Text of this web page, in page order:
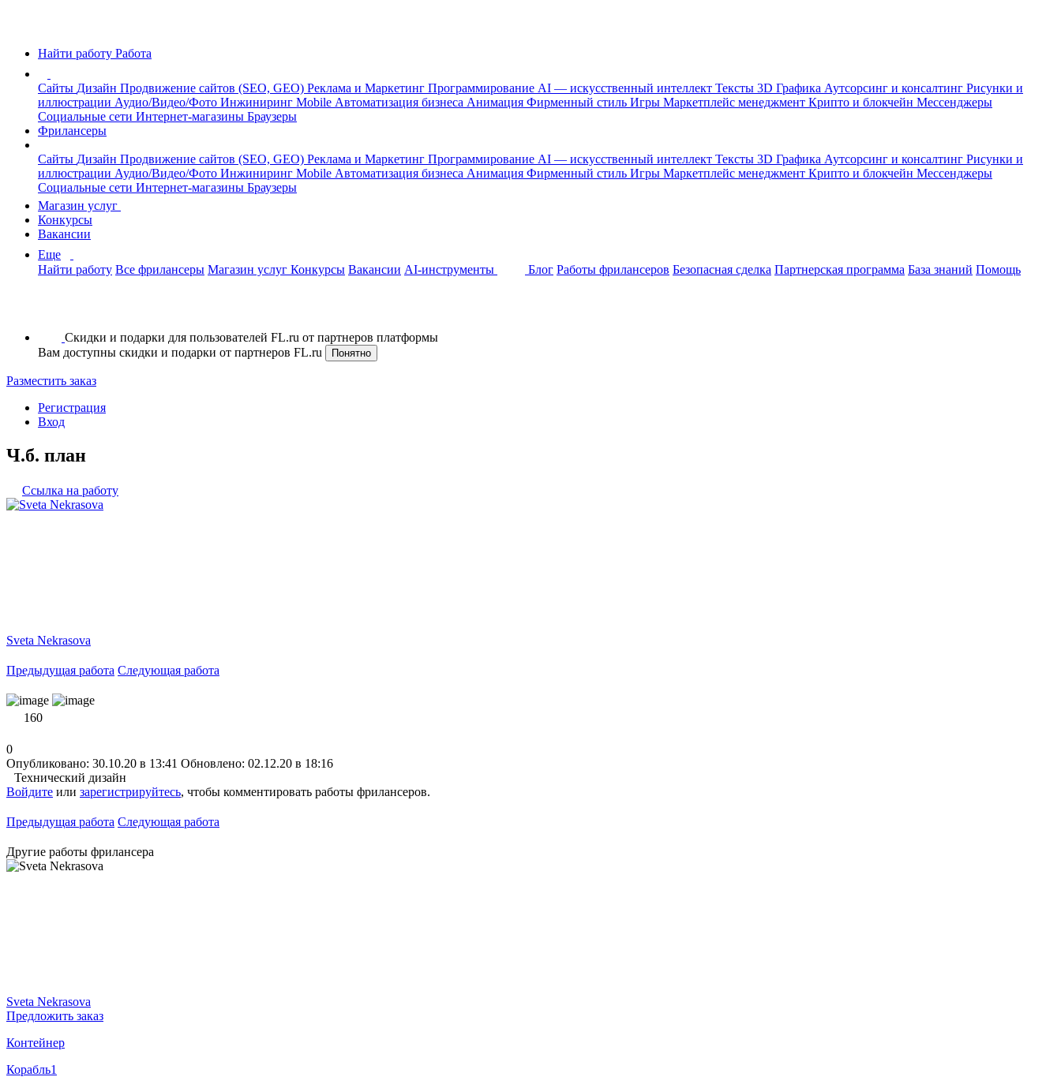
Найти работу Работа
Сайты Дизайн Продвижение сайтов (SEO, GEO) Реклама и Маркетинг Программирование AI — искусственный интеллект Тексты 3D Графика Аутсорсинг и консалтинг Рисунки и
иллюстрации Аудио/Видео/Фото Инжиниринг Mobile Автоматизация бизнеса Анимация Фирменный стиль Игры Маркетплейс менеджмент Крипто и блокчейн Мессенджеры
Социальные сети Интернет-магазины Браузеры
Фрилансеры
Сайты Дизайн Продвижение сайтов (SEO, GEO) Реклама и Маркетинг Программирование AI — искусственный интеллект Тексты 3D Графика Аутсорсинг и консалтинг Рисунки и
иллюстрации Аудио/Видео/Фото Инжиниринг Mobile Автоматизация бизнеса Анимация Фирменный стиль Игры Маркетплейс менеджмент Крипто и блокчейн Мессенджеры
Социальные сети Интернет-магазины Браузеры
Магазин услуг
Конкурсы
Вакансии
Еще
Найти работу Все фрилансеры Магазин услуг Конкурсы Вакансии AI-инструменты Блог Работы фрилансеров Безопасная сделка Партнерская программа База знаний Помощь
Скидки и подарки для пользователей FL.ru от партнеров платформы
Вам доступны скидки и подарки от партнеров FL.ru
Понятно
Разместить заказ
Регистрация
Вход
Ч.б. план
Ссылка на работу
Sveta Nekrasova
Предыдущая работа Следующая работа
160
0
Опубликовано: 30.10.20 в 13:41 Обновлено: 02.12.20 в 18:16
Технический дизайн
Войдите или зарегистрируйтесь, чтобы комментировать работы фрилансеров.
Предыдущая работа Следующая работа
Другие работы фрилансера
Sveta Nekrasova
Предложить заказ
Контейнер
Корабль1